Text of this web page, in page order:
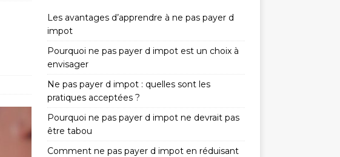
Les avantages d’apprendre à ne pas payer d
impot
Pourquoi ne pas payer d impot est un choix à
envisager
Ne pas payer d impot : quelles sont les
pratiques acceptées ?
Pourquoi ne pas payer d impot ne devrait pas
être tabou
Comment ne pas payer d impot en réduisant